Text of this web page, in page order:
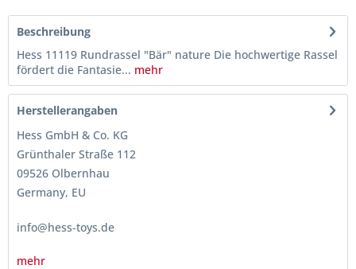
Beschreibung
Hess 11119 Rundrassel "Bär" nature Die hochwertige Rassel
fördert die Fantasie... mehr
Herstellerangaben
Hess GmbH & Co. KG
Grünthaler Straße 112
09526 Olbernhau
Germany, EU
info@hess-toys.de
mehr